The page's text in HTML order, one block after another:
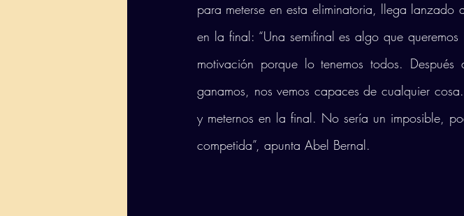
para meterse en esta eliminatoria, llega
en la final: “Una semifinal es algo que
motivación porque lo tenemos todos.
ganamos, nos vemos capaces de cualquier
y meternos en la final. No sería un imposible,
competida”, apunta Abel Bernal.